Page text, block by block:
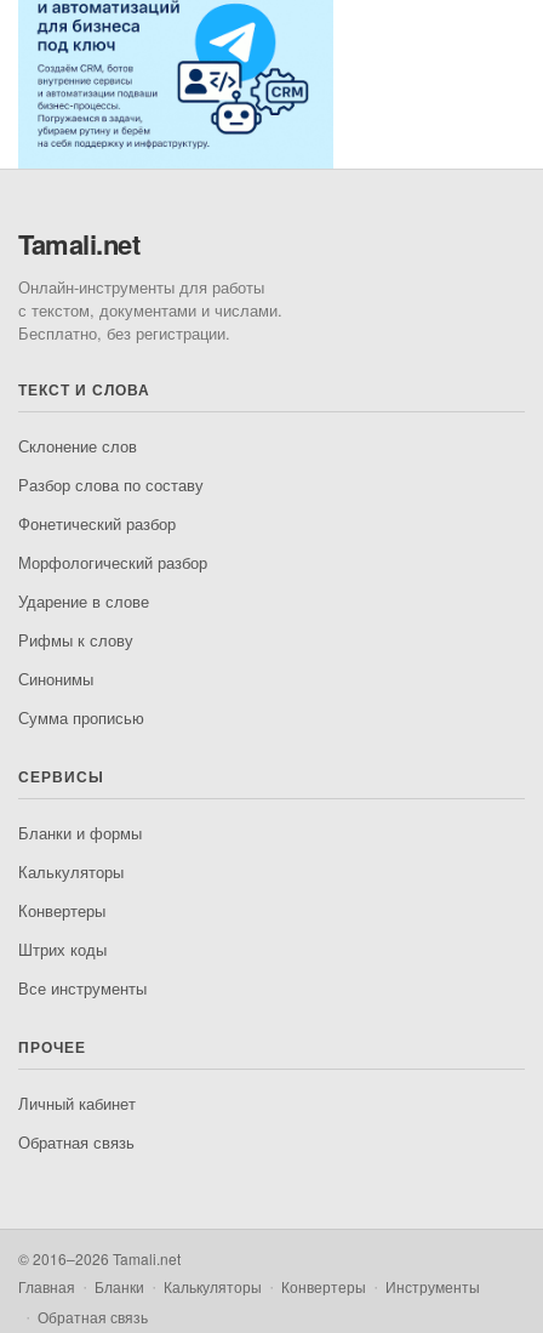
Tamali.net
Онлайн-инструменты для работы
с текстом, документами и числами.
Бесплатно, без регистрации.
ТЕКСТ И СЛОВА
Склонение слов
Разбор слова по составу
Фонетический разбор
Морфологический разбор
Ударение в слове
Рифмы к слову
Синонимы
Сумма прописью
СЕРВИСЫ
Бланки и формы
Калькуляторы
Конвертеры
Штрих коды
Все инструменты
ПРОЧЕЕ
Личный кабинет
Обратная связь
© 2016–2026 Tamali.net
Главная
Бланки Калькуляторы Конвертеры
Инструменты
Обратная связь